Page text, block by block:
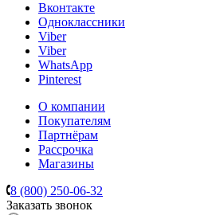
Вконтакте
Одноклассники
Viber
Viber
WhatsApp
Pinterest
О компании
Покупателям
Партнёрам
Рассрочка
Магазины
8 (800) 250-06-32
Заказать звонок